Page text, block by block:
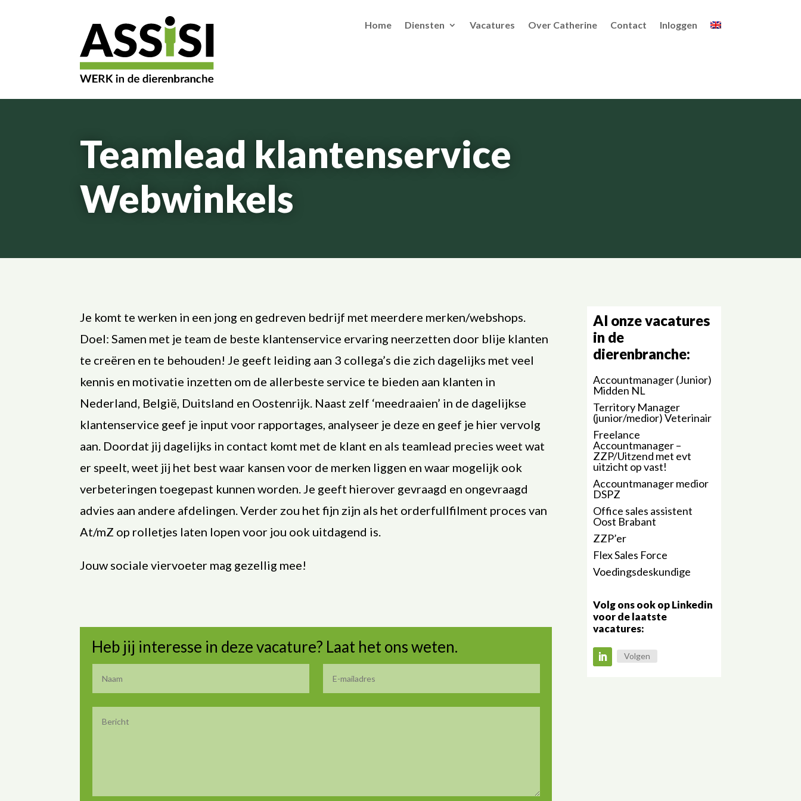
Home Diensten Vacatures Over Catherine Contact Inloggen
Teamlead klantenservice
Webwinkels
Je komt te werken in een jong en gedreven bedrijf met meerdere merken/webshops.
Doel: Samen met je team de beste klantenservice ervaring neerzetten door blije klanten
te creëren en te behouden! Je geeft leiding aan 3 collega’s die zich dagelijks met veel
kennis en motivatie inzetten om de allerbeste service te bieden aan klanten in
Nederland, België, Duitsland en Oostenrijk. Naast zelf ‘meedraaien’ in de dagelijkse
klantenservice geef je input voor rapportages, analyseer je deze en geef je hier vervolg
aan. Doordat jij dagelijks in contact komt met de klant en als teamlead precies weet wat
er speelt, weet jij het best waar kansen voor de merken liggen en waar mogelijk ook
verbeteringen toegepast kunnen worden. Je geeft hierover gevraagd en ongevraagd
advies aan andere afdelingen. Verder zou het fijn zijn als het orderfullfilment proces van
At/mZ op rolletjes laten lopen voor jou ook uitdagend is.
Jouw sociale viervoeter mag gezellig mee!
Heb jij interesse in deze vacature? Laat het ons weten.
Al onze vacatures
in de
dierenbranche:
Accountmanager (Junior)
Midden NL
Territory Manager
(junior/medior) Veterinair
Freelance
Accountmanager –
ZZP/Uitzend met evt
uitzicht op vast!
Accountmanager medior
DSPZ
Office sales assistent
Oost Brabant
ZZP’er
Flex Sales Force
Voedingsdeskundige
Volg ons ook op Linkedin
voor de laatste
vacatures:
Volgen